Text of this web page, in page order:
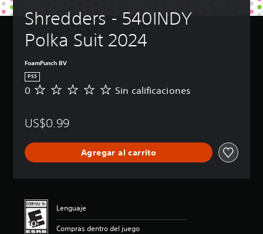
Shredders - 540INDY
Polka Suit 2024
FoamPunch BV
PS5
S
c
i
c
o
0 Sin calificaciones
US$0.99
Agregar al carrito
Lenguaje
Compras dentro del juego